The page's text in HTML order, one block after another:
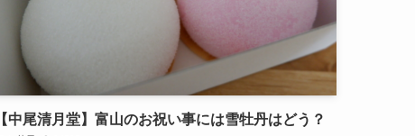
【中尾清月堂】富山のお祝い事には雪牡丹はどう？